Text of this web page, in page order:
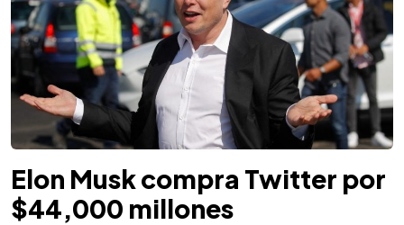
Elon Musk compra Twitter por
$44,000 millones